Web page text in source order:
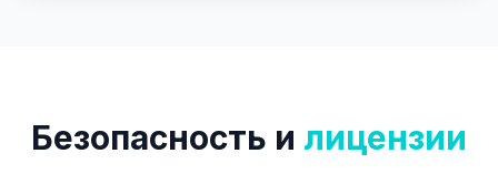
Безопасность и лицензии